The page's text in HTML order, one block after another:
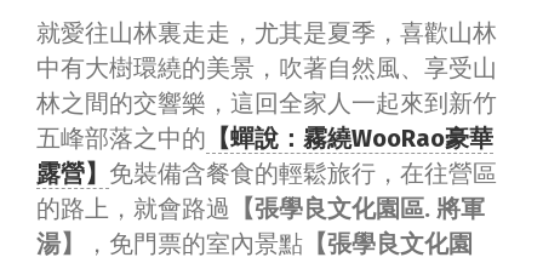
就愛往山林裏走走，尤其是夏季，喜歡山林
中有大樹環繞的美景，吹著自然風、享受山
林之間的交響樂，這回全家人一起來到新竹
五峰部落之中的 【蟬說：霧繞WooRao豪華
露營】 免裝備含餐食的輕鬆旅行，在往營區
的路上，就會路過 【張學良文化園區. 將軍
湯】
，免門票的室內景點 【張學良文化園